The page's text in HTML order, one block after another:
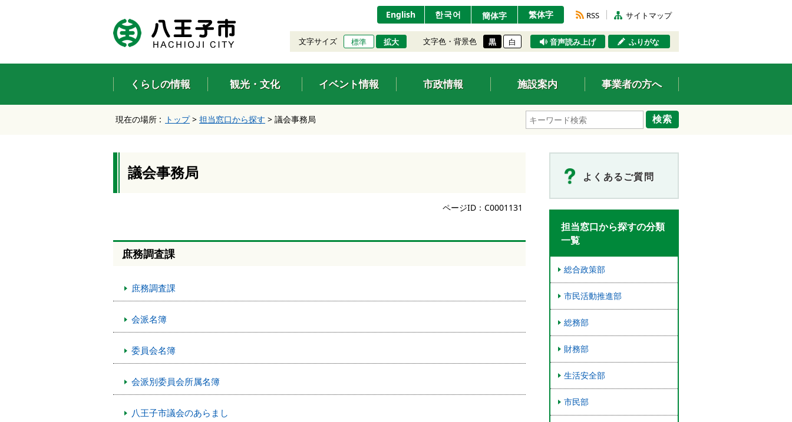
ン
タ
ー
キ
ナ
ビ
シ
を
プ
し
English 한국어 簡体字 繁体字 RSS サイトマップ
文字サイズ 標準 拡大 文字色・背景色 黒 白 音声読み上げ ふりがな
くらしの情報 観光・文化 イベント情報 市政情報 施設案内 事業者の方へ
検索
現在の場所 : トップ> 担当窓口から探す > 議会事務局
議会事務局
ページID：C0001131
庶務調査課
庶務調査課
会派名簿
委員会名簿
会派別委員会所属名簿
八王子市議会のあらまし
よくあるご質問
担当窓口から探すの分類
一覧
総合政策部
市民活動推進部
総務部
財務部
生活安全部
市民部